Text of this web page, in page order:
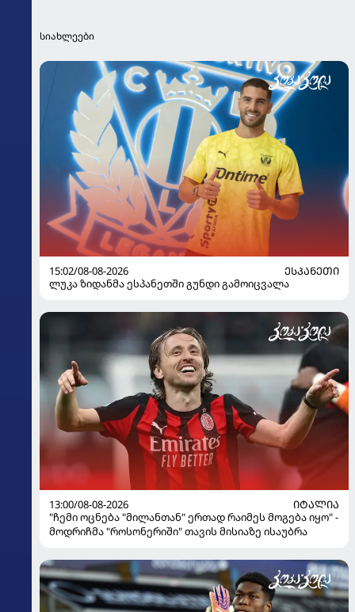
სიახლეები
15:02/08-08-2026
ᲔᲡᲞᲐᲜᲔᲗᲘ
ლუკა ზიდანმა ესპანეთში გუნდი გამოიცვალა
13:00/08-08-2026
ᲘᲢᲐᲚᲘᲐ
"ჩემი ოცნება "მილანთან" ერთად რაიმეს მოგება იყო" -
მოდრიჩმა "როსონერიში" თავის მისიაზე ისაუბრა